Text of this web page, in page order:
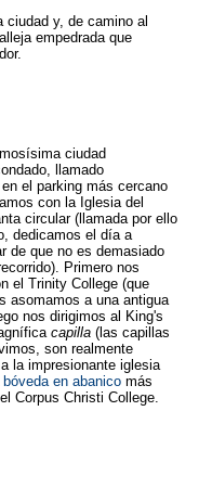
ciudad y, de camino al
empedrada que
ciudad
llamado
el parking más cercano
con la Iglesia del
circular (llamada por ello
dedicamos el día a
de que no es demasiado
Primero nos
el Trinity College (que
asomamos a una antigua
nos dirigimos al King's
capilla (las capillas
son realmente
la impresionante iglesia
bóveda en abanico más
Corpus Christi College.